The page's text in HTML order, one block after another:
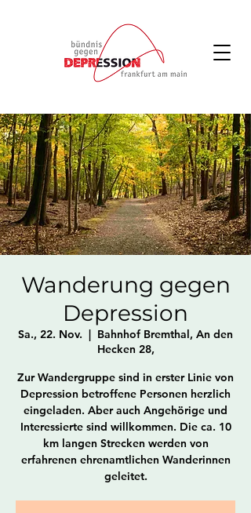
Wanderung gegen
Depression
Sa., 22. Nov.
  |
Bahnhof Bremthal, An den
Hecken 28,
Zur Wandergruppe sind in erster Linie von
Depression betroffene Personen herzlich
eingeladen. Aber auch Angehörige und
Interessierte sind willkommen. Die ca. 10
km langen Strecken werden von
erfahrenen ehrenamtlichen Wanderinnen
geleitet.